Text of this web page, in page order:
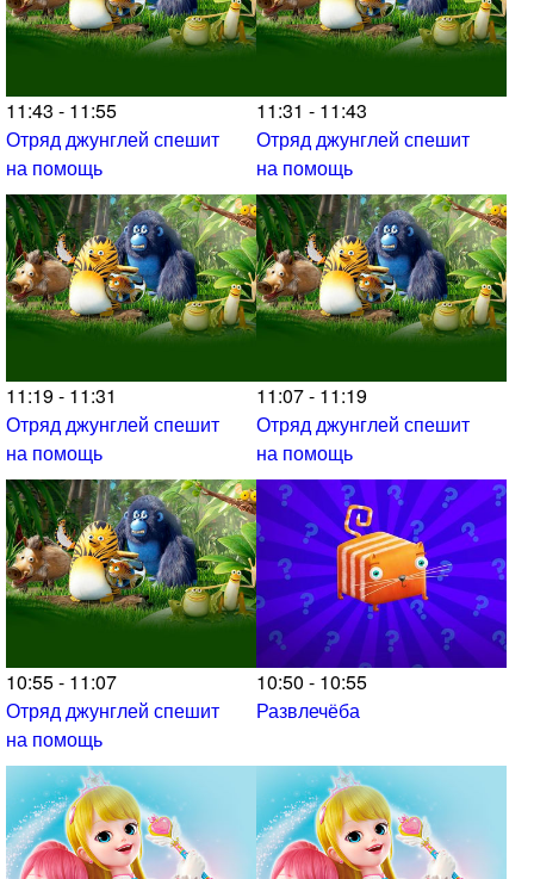
11:43 - 11:55
Отряд джунглей спешит
на помощь
11:31 - 11:43
Отряд джунглей спешит
на помощь
11:19 - 11:31
Отряд джунглей спешит
на помощь
11:07 - 11:19
Отряд джунглей спешит
на помощь
10:55 - 11:07
Отряд джунглей спешит
на помощь
10:50 - 10:55
Развлечёба